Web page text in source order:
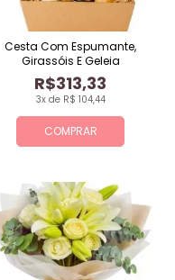
COMPRAR
3x de R$ 104,44
R$313,33
Cesta Com Espumante,
Girassóis E Geleia